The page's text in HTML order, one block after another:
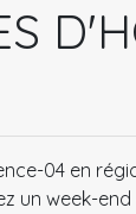
04 en
un week-